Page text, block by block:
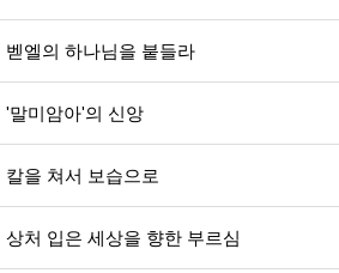
벧엘의 하나님을 붙들라
'말미암아'의 신앙
칼을 쳐서 보습으로
상처 입은 세상을 향한 부르심